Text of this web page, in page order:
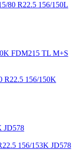
80 R22.5 156/150L
R22.5 156/150K
156/153K JD578